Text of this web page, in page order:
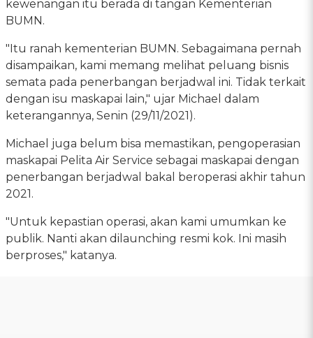
kewenangan itu berada di tangan Kementerian
BUMN.
"Itu ranah kementerian BUMN. Sebagaimana pernah
disampaikan, kami memang melihat peluang bisnis
semata pada penerbangan berjadwal ini. Tidak terkait
dengan isu maskapai lain," ujar Michael dalam
keterangannya, Senin (29/11/2021).
Michael juga belum bisa memastikan, pengoperasian
maskapai Pelita Air Service sebagai maskapai dengan
penerbangan berjadwal bakal beroperasi akhir tahun
2021.
"Untuk kepastian operasi, akan kami umumkan ke
publik. Nanti akan dilaunching resmi kok. Ini masih
berproses," katanya.